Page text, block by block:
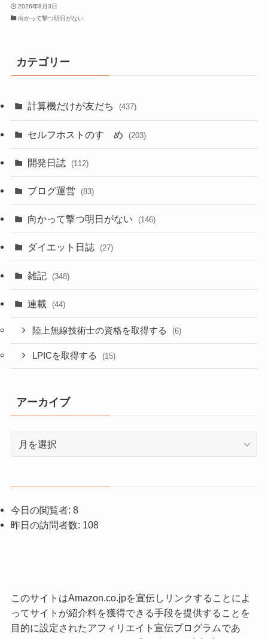
2026年8月3日
向かって撃つ明日がない
カテゴリー
計算機だけが友だち (437)
セルフホストのすゝめ (203)
開発日誌 (112)
ブログ運営 (83)
向かって撃つ明日がない (146)
ダイエット日誌 (27)
雑記 (348)
連載 (44)
陸上無線技術士の資格を取得する (6)
LPICを取得する (15)
アーカイブ
今日の閲覧者: 8
昨日の訪問者数: 108
このサイトはAmazon.co.jpを宣伝しリンクすることによ
ってサイトが紹介料を獲得できる手段を提供することを
目的に設定されたアフィリエイト宣伝プログラムであ